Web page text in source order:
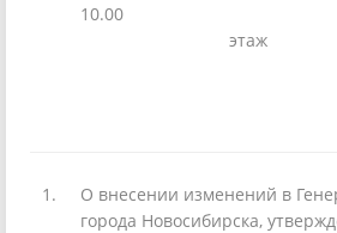
10.00
этаж
1.
О внесении изменений в
города Новосибирска,